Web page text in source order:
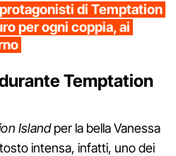
di Temptation
per ogni coppia, ai
Temptation
Islandper la bella Vanessa
intensa, infatti, uno dei